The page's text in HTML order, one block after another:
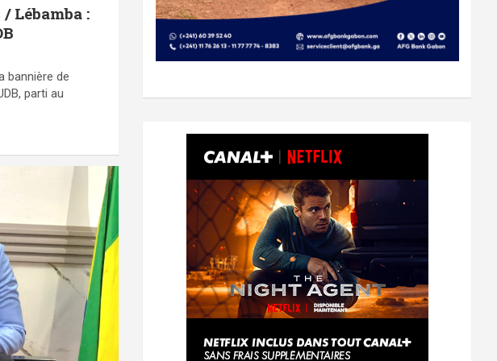
Lébamba :
bannière de
parti au